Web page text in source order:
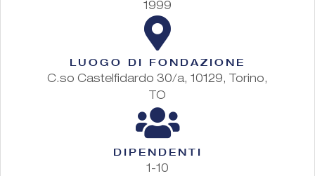
1999
LUOGO DI FONDAZIONE
C.so Castelfidardo 30/a, 10129, Torino,
TO
DIPENDENTI
1-10